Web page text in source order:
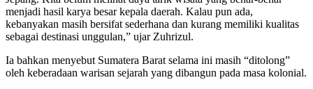
menjadi hasil karya besar kepala daerah. Kalau pun ada,
kebanyakan masih bersifat sederhana dan kurang memiliki kualitas
sebagai destinasi unggulan,” ujar Zuhrizul.
Ia bahkan menyebut Sumatera Barat selama ini masih “ditolong”
oleh keberadaan warisan sejarah yang dibangun pada masa kolonial.